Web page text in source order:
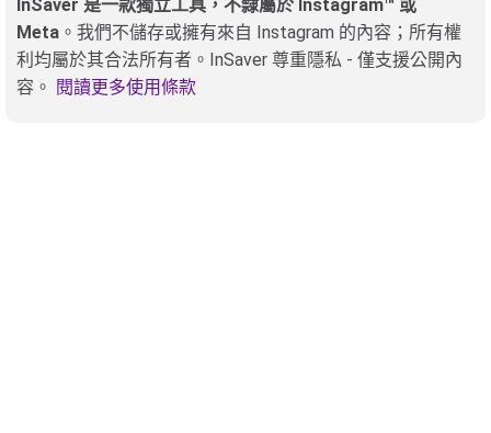
InSaver 是一款獨立工具，不隸屬於 Instagram™ 或
Meta 。我們不儲存或擁有來自 Instagram 的內容；所有權
利均屬於其合法所有者。InSaver 尊重隱私 - 僅支援公開內
容。 閱讀更多使用條款